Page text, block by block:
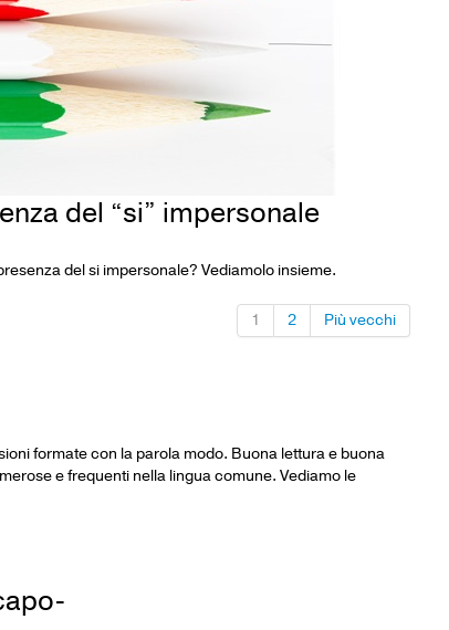
del “si” impersonale
del si impersonale? Vediamolo insieme.
1 2 Più vecchi
formate con la parola modo. Buona lettura e buona
e frequenti nella lingua comune. Vediamo le